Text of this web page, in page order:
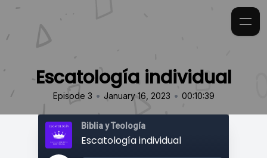
Escatología individual
Episode 3 • January 16, 2023 • 00:10:39
Biblia y Teología
Escatología individual